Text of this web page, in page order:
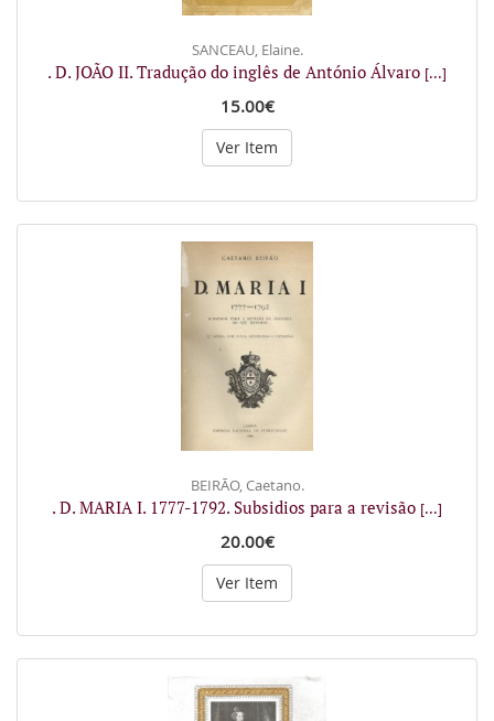
SANCEAU, Elaine.
. D. JOÃO II. Tradução do inglês de António Álvaro [...]
15.00€
Ver Item
BEIRÃO, Caetano.
. D. MARIA I. 1777-1792. Subsidios para a revisão [...]
20.00€
Ver Item